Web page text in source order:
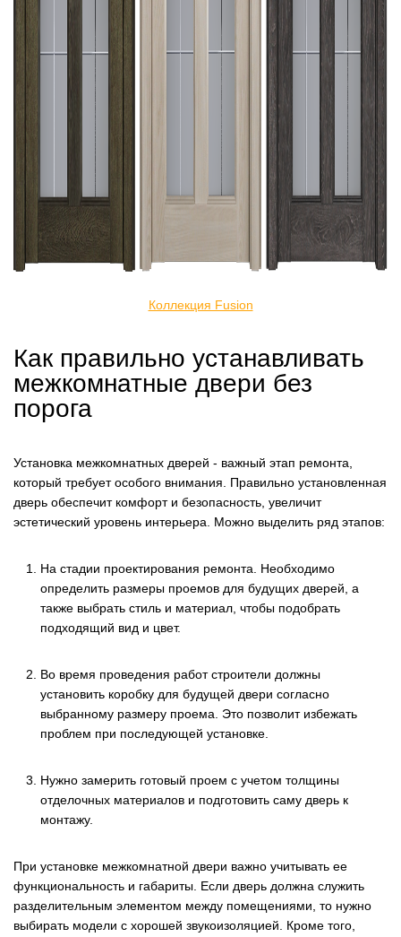
Коллекция Fusion
Как правильно устанавливать
межкомнатные двери без
порога
Установка межкомнатных дверей - важный этап ремонта,
который требует особого внимания. Правильно установленная
дверь обеспечит комфорт и безопасность, увеличит
эстетический уровень интерьера. Можно выделить ряд этапов:
На стадии проектирования ремонта. Необходимо
определить размеры проемов для будущих дверей, а
также выбрать стиль и материал, чтобы подобрать
подходящий вид и цвет.
Во время проведения работ строители должны
установить коробку для будущей двери согласно
выбранному размеру проема. Это позволит избежать
проблем при последующей установке.
Нужно замерить готовый проем с учетом толщины
отделочных материалов и подготовить саму дверь к
монтажу.
При установке межкомнатной двери важно учитывать ее
функциональность и габариты. Если дверь должна служить
разделительным элементом между помещениями, то нужно
выбирать модели с хорошей звукоизоляцией. Кроме того,